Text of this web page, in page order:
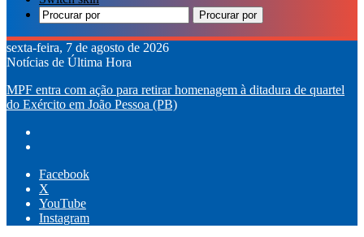
Procurar por
sexta-feira, 7 de agosto de 2026
Notícias de Última Hora
MPF entra com ação para retirar homenagem à ditadura de quartel
do Exército em João Pessoa (PB)
Facebook
X
YouTube
Instagram